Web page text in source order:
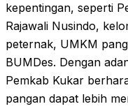
kepentingan, seperti
Rajawali Nusindo,
peternak, UMKM
BUMDes. Dengan
Pemkab Kukar
pangan dapat lebih